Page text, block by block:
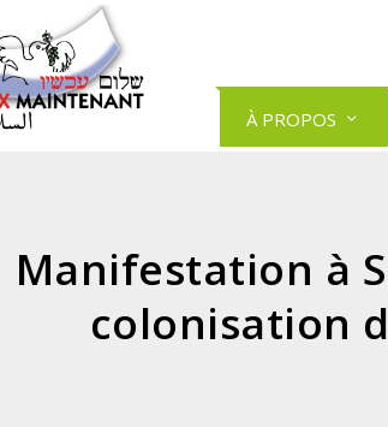
À PROPOS
Manifestation à
colonisation